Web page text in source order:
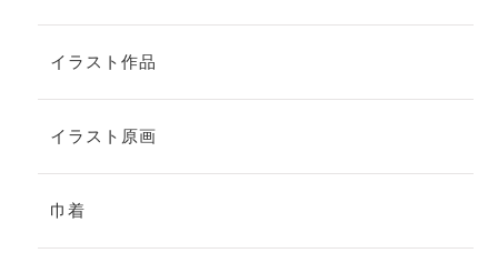
イラスト作品
イラスト原画
巾着